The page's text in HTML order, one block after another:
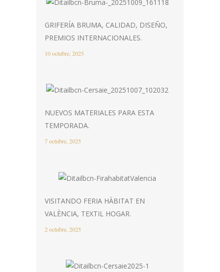
GRIFERÍA BRUMA, CALIDAD, DISEÑO,
PREMIOS INTERNACIONALES.
10 octubre, 2025
NUEVOS MATERIALES PARA ESTA
TEMPORADA.
7 octubre, 2025
VISITANDO FERIA HÀBITAT EN
VALÈNCIA, TEXTIL HOGAR.
2 octubre, 2025